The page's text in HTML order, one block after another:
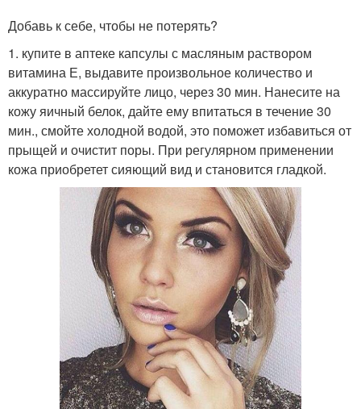
Добавь к себе, чтобы не потерять?
1. купите в аптеке капсулы с масляным раствором
витамина Е, выдавите произвольное количество и
аккуратно массируйте лицо, через 30 мин. Нанесите на
кожу яичный белок, дайте ему впитаться в течение 30
мин., смойте холодной водой, это поможет избавиться от
прыщей и очистит поры. При регулярном применении
кожа приобретет сияющий вид и становится гладкой.